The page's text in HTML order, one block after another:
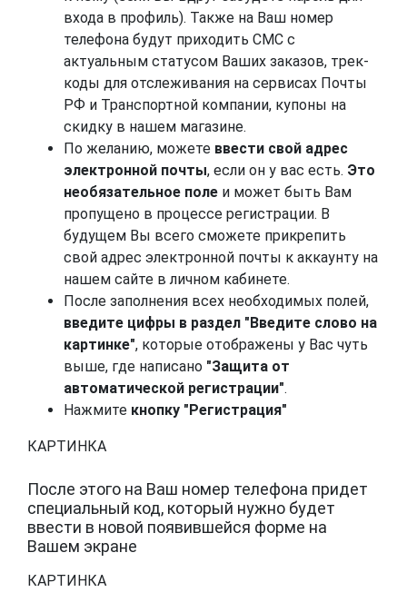
входа в профиль). Также на Ваш номер
телефона будут приходить СМС с
актуальным статусом Ваших заказов, трек-
коды для отслеживания на сервисах Почты
РФ и Транспортной компании, купоны на
скидку в нашем магазине.
По желанию, можете ввести свой адрес
электронной почты, если он у вас есть. Это
необязательное поле и может быть Вам
пропущено в процессе регистрации. В
будущем Вы всего сможете прикрепить
свой адрес электронной почты к аккаунту на
нашем сайте в личном кабинете.
После заполнения всех необходимых полей,
введите цифры в раздел "Введите слово на
картинке", которые отображены у Вас чуть
выше, где написано "Защита от
автоматической регистрации".
Нажмите кнопку "Регистрация"
КАРТИНКА
После этого на Ваш номер телефона придет
специальный код, который нужно будет
ввести в новой появившейся форме на
Вашем экране
КАРТИНКА